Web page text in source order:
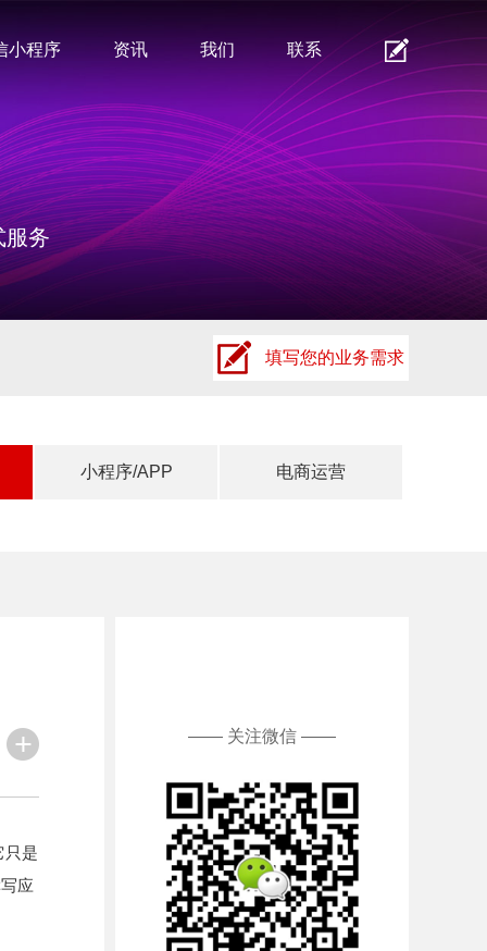
小程序 资讯 我们 联系
服务
填写您的业务需求
小程序/APP 电商运营
只是
应
—— 关注微信 ——